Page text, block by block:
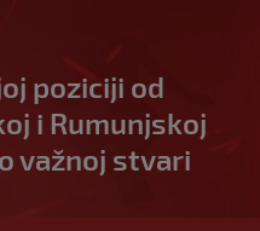
poziciji od
i Rumunjskoj
važnoj stvari